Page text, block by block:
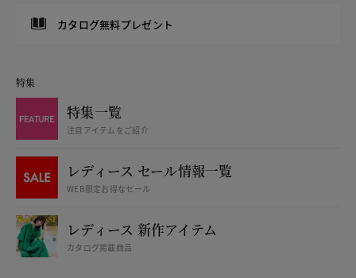
カタログ無料プレゼント
特集
特集一覧
注目アイテムをご紹介
レディース セール情報一覧
WEB限定お得なセール
レディース 新作アイテム
カタログ掲載商品